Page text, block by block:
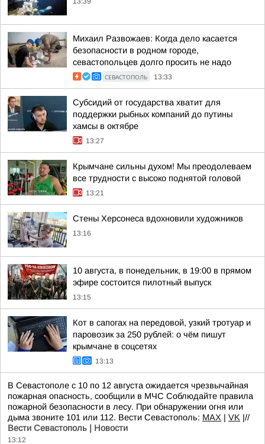
Михаил Развожаев: Когда дело касается
безопасности в родном городе,
севастопольцев долго просить не надо
СЕВАСТОПОЛЬ 13:33
Субсидий от государства хватит для
поддержки рыбных компаний до путины
хамсы в октябре
13:27
Крымчане сильны духом! Мы преодолеваем
все трудности с высоко поднятой головой
13:21
Стены Херсонеса вдохновили художников
13:16
10 августа, в понедельник, в 19:00 в прямом
эфире состоится пилотный выпуск
13:15
Кот в сапогах на передовой, узкий тротуар и
паровозик за 250 рублей: о чём пишут
крымчане в соцсетях
13:13
В Севастополе с 10 по 12 августа ожидается чрезвычайная
пожарная опасность, сообщили в МЧС Соблюдайте правила
пожарной безопасности в лесу. При обнаружении огня или
дыма звоните 101 или 112. Вести Севастополь: MAX | VK |//
Вести Севастополь | Новости
13:12